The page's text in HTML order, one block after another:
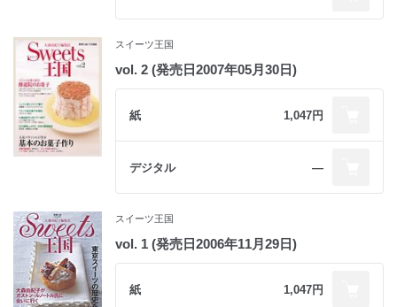
スイーツ王国
vol. 2 (発売日2007年05月30日)
紙 1,047円
デジタル ―
スイーツ王国
vol. 1 (発売日2006年11月29日)
紙 1,047円